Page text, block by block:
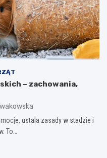
– zachowania,
ustala zasady w stadzie i
To…